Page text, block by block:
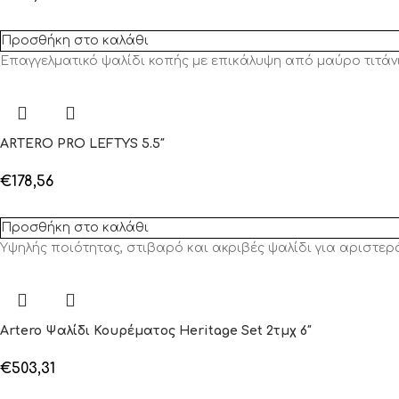
Προσθήκη στο καλάθι
Επαγγελματικό ψαλίδι κοπής με επικάλυψη από μαύρο
ARTERO PRO LEFTYS 5.5″
€178,56
Προσθήκη στο καλάθι
Υψηλής ποιότητας, στιβαρό και ακριβές ψαλίδι για
Artero Ψαλίδι Κουρέματος Heritage Set 2τμχ 6″
€503,31